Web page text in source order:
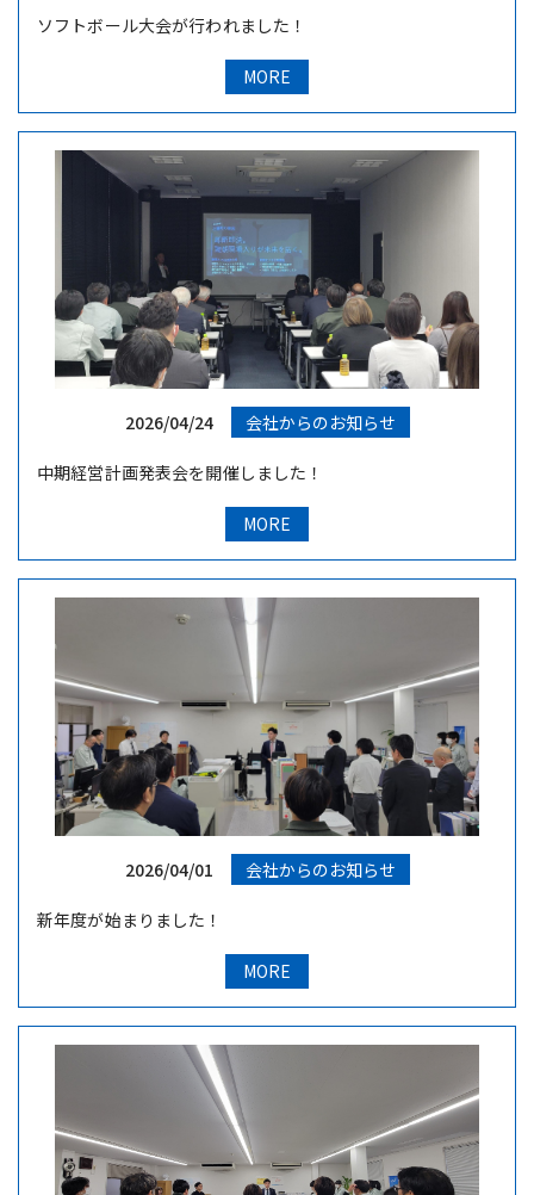
ソフトボール大会が行われました！
MORE
2026/04/24 会社からのお知らせ
中期経営計画発表会を開催しました！
MORE
2026/04/01 会社からのお知らせ
新年度が始まりました！
MORE